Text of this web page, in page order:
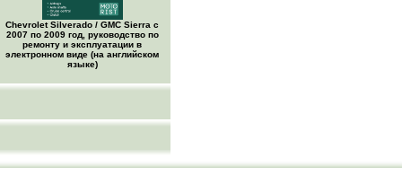
Chevrolet Silverado / GMC Sierra с
2007 по 2009 год, руководство по
ремонту и эксплуатации в
электронном виде (на английском
языке)